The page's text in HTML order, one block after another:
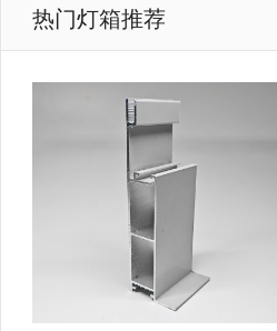
热门灯箱推荐